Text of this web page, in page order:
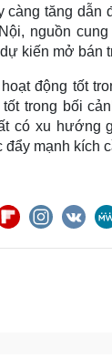
tăng dẫn
nguồn
kiến mở bán
động tốt
trong bối
có xu hướng
mạnh kích